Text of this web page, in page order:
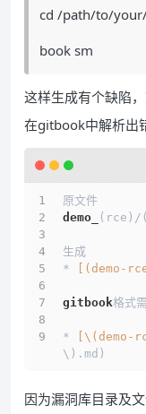
cd /path/to/
book sm
这样生成有个缺陷
在gitbook中解析出
原文件
demo_
(rce)/
生成
*
[(demo-
gitbook格式
* [\(demo-
\).md)
因为漏洞库目录及